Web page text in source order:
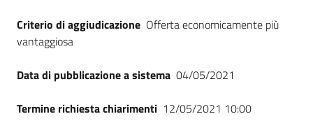
Criterio di aggiudicazione Offerta economicamente più
vantaggiosa
Data di pubblicazione a sistema 04/05/2021
Termine richiesta chiarimenti 12/05/2021 10:00